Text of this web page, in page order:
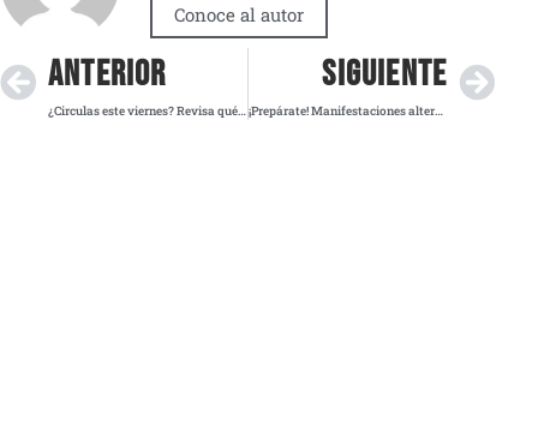
Conoce al autor
ANTERIOR
¿Circulas este viernes? Revisa qué vehículos tienen restricciones en el Hoy No Circula
SIGUIENTE
¡Prepárate! Manifestaciones alterarán el tráfico en CDMX este viernes 1 de agosto